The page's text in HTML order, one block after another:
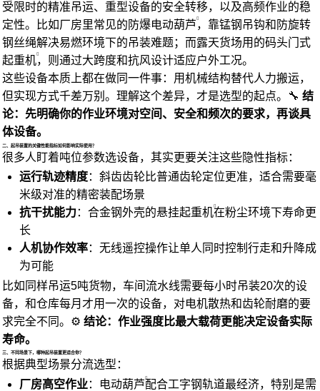
受限时的精准吊运、重型设备的安全转移，以及高频作业的稳
定性。比如厂房里常见的 防爆电动葫芦，靠锰钢吊钩和防旋转
钢丝绳解决易燃环境下的吊装难题；而露天货场用的码头门式
起重机，则通过大跨度和抗风设计适应户外工况。
这些设备本质上都在做同一件事：用机械结构替代人力搬运，
但实现方式千差万别。理解这个差异，才是选型的起点。🔧 结
论：先明确你的作业环境对空间、安全和频次的要求，再谈具
体设备。
二、起吊装置的关键性能指标如何影响实际使用？
很多人盯着吨位参数选设备，其实更要关注这些隐性指标：
运行轨迹精度：斜齿齿轮比普通齿轮定位更准，适合需要毫
米级对准的精密装配场景
抗干扰能力：合金钢外壳的悬挂起重机在粉尘环境下寿命更
长
人机协作效率：无线遥控操作让单人同时控制行走和升降成
为可能
比如同样吊运5吨货物，车间流水线需要每小时吊装20次的设
备，和仓库每月才用一次的设备，对电机散热和齿轮耐磨的要
求完全不同。⚙️ 结论：作业强度比最大载荷更能决定设备实际
寿命。
三、不同场景下，哪种起吊装置更适合你？
根据典型场景分流选型：
厂房高空作业： 电动葫芦配合工字钢轨道最经济，特别是需